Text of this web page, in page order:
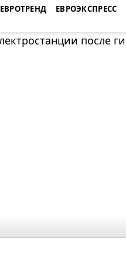
ЕВРОТРЕНД ЕВРОЭКСПРЕСС